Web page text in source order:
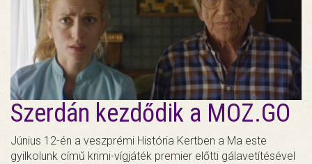
Szerdán kezdődik a MOZ.GO
Június 12-én a veszprémi História Kertben a Ma este
gyilkolunk című krimi-vígjáték premier előtti gálavetítésével